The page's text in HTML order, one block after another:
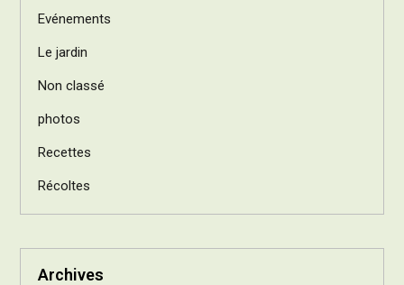
Evénements
Le jardin
Non classé
photos
Recettes
Récoltes
Archives